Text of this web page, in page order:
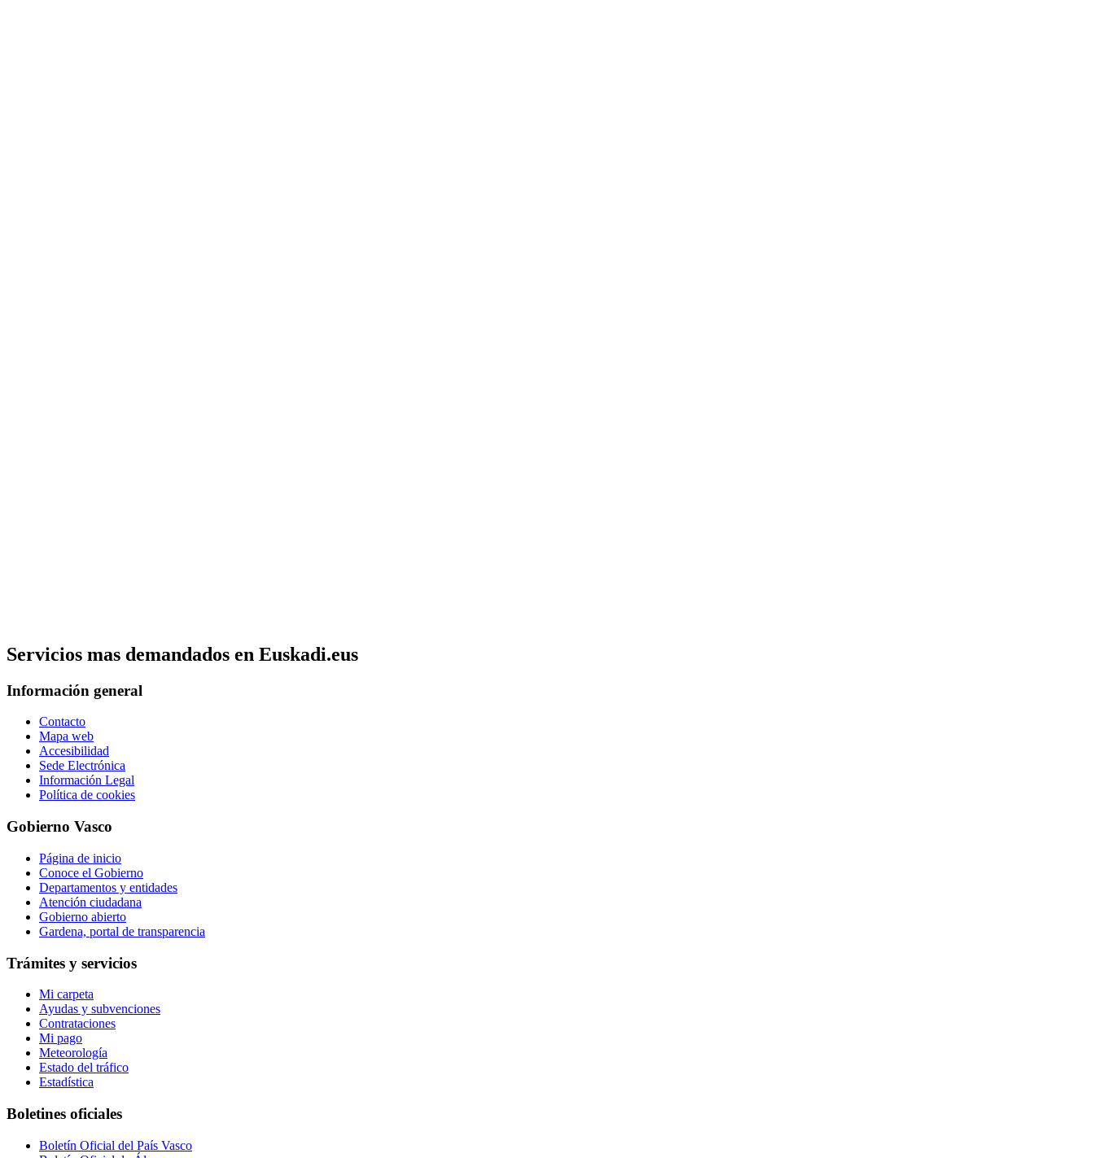
Servicios mas demandados en Euskadi.eus
Información general
Contacto
Mapa web
Accesibilidad
Sede Electrónica
Información Legal
Política de cookies
Gobierno Vasco
Página de inicio
Conoce el Gobierno
Departamentos y entidades
Atención ciudadana
Gobierno abierto
Gardena, portal de transparencia
Trámites y servicios
Mi carpeta
Ayudas y subvenciones
Contrataciones
Mi pago
Meteorología
Estado del tráfico
Estadística
Boletines oficiales
Boletín Oficial del País Vasco